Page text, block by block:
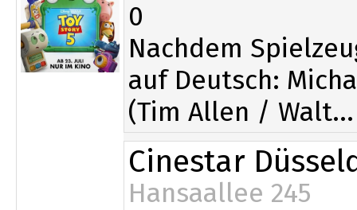
0
Nachdem
auf Deutsch:
(Tim Allen / Walt...
Cinestar
Hansaallee 245